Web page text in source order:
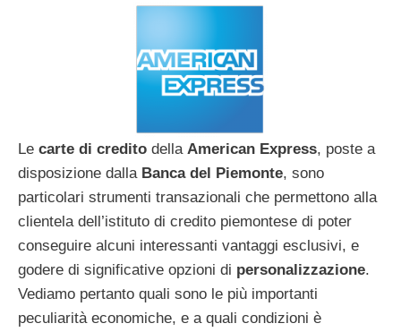
Le carte di credito della American Express, poste a
disposizione dalla Banca del Piemonte, sono
particolari strumenti transazionali che permettono alla
clientela dell’istituto di credito piemontese di poter
conseguire alcuni interessanti vantaggi esclusivi, e
godere di significative opzioni di personalizzazione.
Vediamo pertanto quali sono le più importanti
peculiarità economiche, e a quali condizioni è